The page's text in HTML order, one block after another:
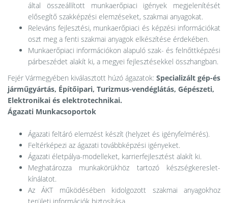
által összeállított munkaerőpiaci igények megjelenítését
elősegítő szakképzési elemzéseket, szakmai anyagokat.
Releváns fejlesztési, munkaerőpiaci és képzési információkat
oszt meg a fenti szakmai anyagok elkészítése érdekében.
Munkaerőpiaci információkon alapuló szak- és felnőttképzési
párbeszédet alakít ki, a megyei fejlesztésekkel összhangban.
Fejér Vármegyében kiválasztott húzó ágazatok: Specializált gép-és
járműgyártás, Építőipari, Turizmus-vendéglátás, Gépészeti,
Elektronikai és elektrotechnikai.
Ágazati Munkacsoportok
Ágazati feltáró elemzést készít (helyzet és igényfelmérés).
Feltérképezi az ágazati továbbképzési igényeket.
Ágazati életpálya-modelleket, karrierfejlesztést alakít ki.
Meghatározza munkakörükhöz tartozó készségkereslet-
kínálatot.
Az ÁKT működésében kidolgozott szakmai anyagokhoz